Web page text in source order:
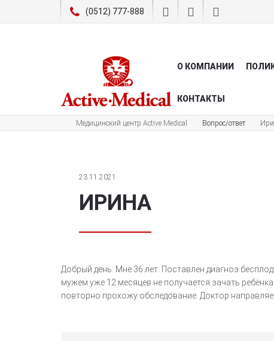
(0512) 777-888
О КОМПАНИИ
КОНТАКТЫ
Медицинский центр Active Medical Вопрос/ответ
23.11.2021
ИРИНА
Добрый день. Мне 36 лет. Поставлен диагноз
мужем уже 12 месяцев не получается зачать
повторно прохожу обследование. Доктор